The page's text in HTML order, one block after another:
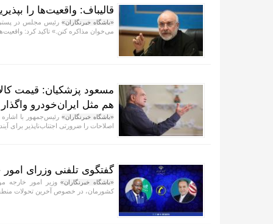
قالیباف: واقعیت‌ها را
«باشگاه خبرنگاران» رئیس مجلس در پستی
می‌خوان مذاکره کنن.» تاکید کرد:
مسعود پزشکیان: قیمت
هم مثل ایران‌خودرو
«باشگاه خبرنگاران» رئیس‌جمهور با
اصلاحات را ضرورتی اجتناب‌ناپذیر برای
گفتگوی تلفنی وزرای امور
«باشگاه خبرنگاران»وزیر امور خارجه
کشورمان، در خصوص آخرین تحولات منطقه